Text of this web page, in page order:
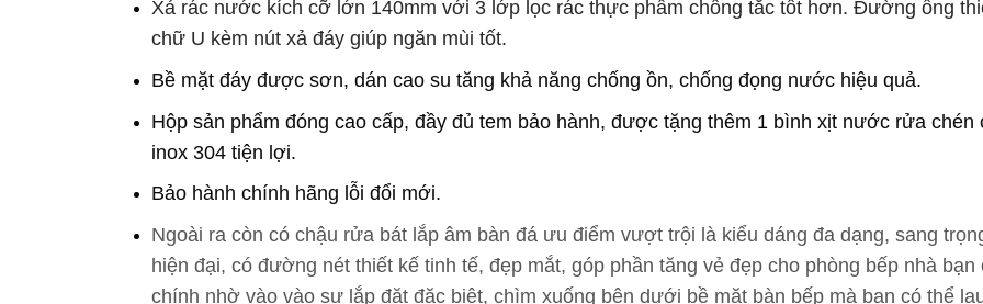
Xả rác nước kích cỡ lớn 140mm với 3 lớp lọc rác thực phẩm chống tắc tốt hơn. Đường ống
chữ U kèm nút xả đáy giúp ngăn mùi tốt.
Bề mặt đáy được sơn, dán cao su tăng khả năng chống ồn, chống đọng nước hiệu quả.
Hộp sản phẩm đóng cao cấp, đầy đủ tem bảo hành, được tặng thêm 1 bình xịt nước rửa chén
inox 304 tiện lợi.
Bảo hành chính hãng lỗi đổi mới.
Ngoài ra còn có chậu rửa bát lắp âm bàn đá ưu điểm vượt trội là kiểu dáng đa dạng, sang
hiện đại, có đường nét thiết kế tinh tế, đẹp mắt, góp phần tăng vẻ đẹp cho phòng bếp nhà bạn
chính nhờ vào vào sự lắp đặt đặc biệt, chìm xuống bên dưới bề mặt bàn bếp mà bạn có thể